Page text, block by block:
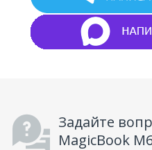
Задайте
MagicBook